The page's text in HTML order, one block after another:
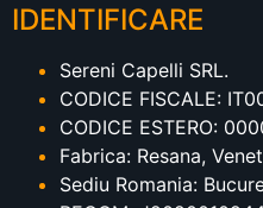
IDENTIFICARE
Sereni Capelli SRL.
CODICE FISCALE:
CODICE ESTERO:
Fabrica: Resana,
Sediu Romania: